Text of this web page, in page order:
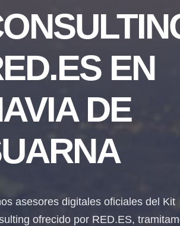
EN
DE
asesores digitales oficiales del Kit
ofrecido por RED.ES,